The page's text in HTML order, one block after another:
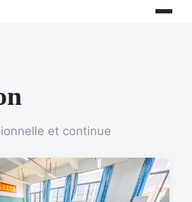
et continue